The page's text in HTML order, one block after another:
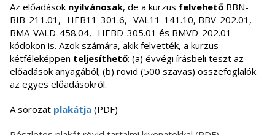
Az előadások nyilvánosak, de a kurzus felvehető BBN-
BIB-211.01, -HEB11-301.6, -VAL11-141.10, BBV-202.01,
BMA-VALD-458.04, -HEBD-305.01 és BMVD-202.01
kódokon is. Azok számára, akik felvették, a kurzus
kétféleképpen teljesíthető: (a) évvégi írásbeli teszt az
előadások anyagából; (b) rövid (500 szavas) összefoglalók
az egyes előadásokról.
A sorozat plakátja (PDF)